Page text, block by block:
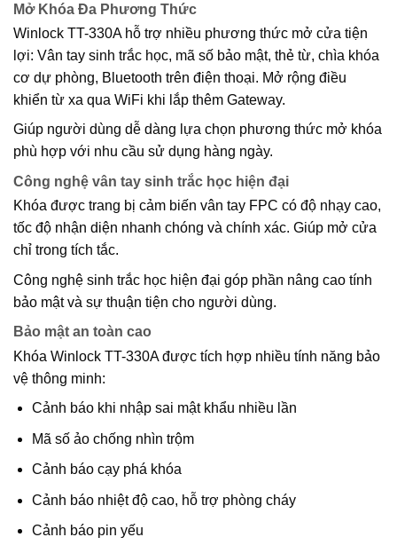
Mở Khóa Đa Phương Thức
Winlock TT-330A hỗ trợ nhiều phương thức mở cửa tiện
lợi: Vân tay sinh trắc học, mã số bảo mật, thẻ từ, chìa khóa
cơ dự phòng, Bluetooth trên điện thoại. Mở rộng điều
khiển từ xa qua WiFi khi lắp thêm Gateway.
Giúp người dùng dễ dàng lựa chọn phương thức mở khóa
phù hợp với nhu cầu sử dụng hàng ngày.
Công nghệ vân tay sinh trắc học hiện đại
Khóa được trang bị cảm biến vân tay FPC có độ nhạy cao,
tốc độ nhận diện nhanh chóng và chính xác. Giúp mở cửa
chỉ trong tích tắc.
Công nghệ sinh trắc học hiện đại góp phần nâng cao tính
bảo mật và sự thuận tiện cho người dùng.
Bảo mật an toàn cao
Khóa Winlock TT-330A được tích hợp nhiều tính năng bảo
vệ thông minh:
Cảnh báo khi nhập sai mật khẩu nhiều lần
Mã số ảo chống nhìn trộm
Cảnh báo cạy phá khóa
Cảnh báo nhiệt độ cao, hỗ trợ phòng cháy
Cảnh báo pin yếu